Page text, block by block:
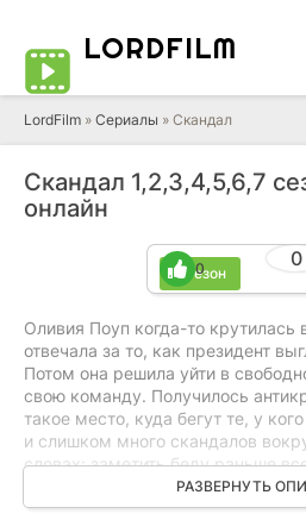
LORDFILM
LordFilm » Сериалы » Скандал
Скандал 1,2,3,4,5,6,7
онлайн
7 сезон
0
0
Оливия Поуп когда-то
отвечала за то, как президент
Потом она решила уйти в
свою команду. Получилось
такое место, куда бегут те, у
и слишком много скандалов
словах: заметить беду раньше
Чтобы история не попала в
соцсетям и не превратилась в
РАЗВЕРНУТЬ